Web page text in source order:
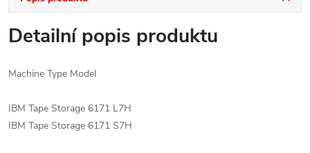
Detailní popis produktu
Machine Type Model
IBM Tape Storage 6171 L7H
IBM Tape Storage 6171 S7H